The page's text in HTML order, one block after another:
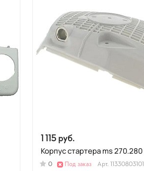
1 115 руб.
Корпус стартера ms 270.280
0 Под заказ Арт. 11330803101